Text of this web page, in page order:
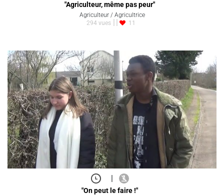
"Agriculteur, même pas peur"
Agriculteur / Agricultrice
294 vues
11
|
"On peut le faire !"